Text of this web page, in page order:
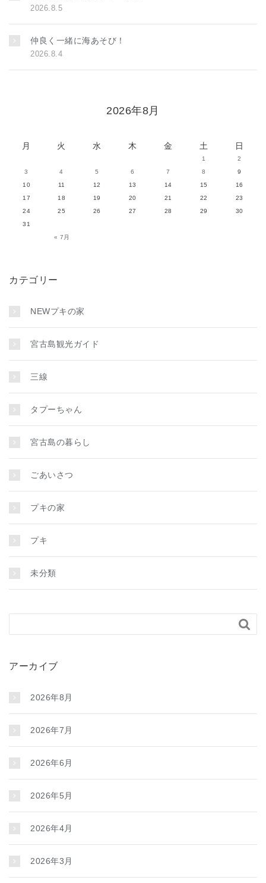
2026.8.5
仲良く一緒に海あそび！
2026.8.4
2026年8月
月 火 水 木 金 土 日
« 7月
1
2
3
4 5 6 7 8
9
10
11 12 13 14 15
16
17
18 19 20 21 22
23
24
25 26 27 28 29
30
31
カテゴリー
NEWプキの家
宮古島観光ガイド
三線
タプーちゃん
宮古島の暮らし
ごあいさつ
プキの家
プキ
未分類

アーカイブ
2026年8月
2026年7月
2026年6月
2026年5月
2026年4月
2026年3月